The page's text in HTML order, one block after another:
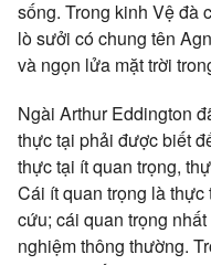
sống. Trong kinh Vệ đà
lò sưởi có chung tên
và ngọn lửa mặt trời
Ngài Arthur Eddington
thực tại phải được biết
thực tại ít quan trọng,
Cái ít quan trọng là
cứu; cái quan trọng
nghiệm thông thường.